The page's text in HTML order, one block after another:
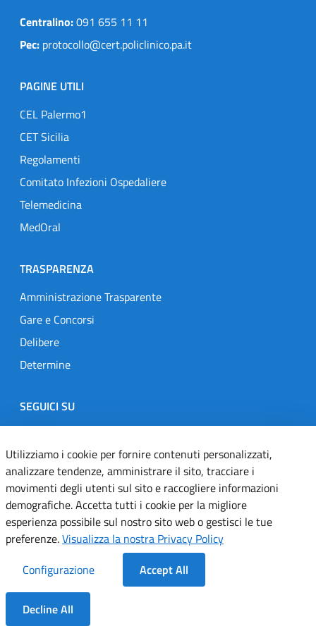
Dentro la Sezione
Centralino:091 655 11 11
Pec: protocollo@cert.policlinico.pa.it
PAGINE UTILI
CEL Palermo1
CET Sicilia
Regolamenti
Comitato Infezioni Ospedaliere
Telemedicina
MedOral
TRASPARENZA
Amministrazione Trasparente
Gare e Concorsi
Delibere
Determine
SEGUICI SU
Designers Italia
TwitterInstagramYoutubeLinkedin
Dichiarazione di accessibilità
Informativa cookie
Note legali
Servizi Applicativi
Utilizziamo i cookie per fornire contenuti personalizzati,
analizzare tendenze, amministrare il sito, tracciare i
movimenti degli utenti sul sito e raccogliere informazioni
demografiche. Accetta tutti i cookie per la migliore
esperienza possibile sul nostro sito web o gestisci le tue
preferenze.Visualizza la nostra Privacy Policy
Configurazione
Accept All
Decline All